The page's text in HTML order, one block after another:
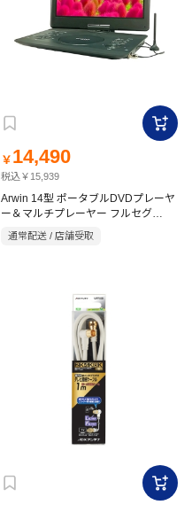
￥ 14,490
税込￥15,939
Arwin 14型 ポータブルDVDプレーヤ
ー＆マルチプレーヤー フルセグ
通常配送 / 店舗受取